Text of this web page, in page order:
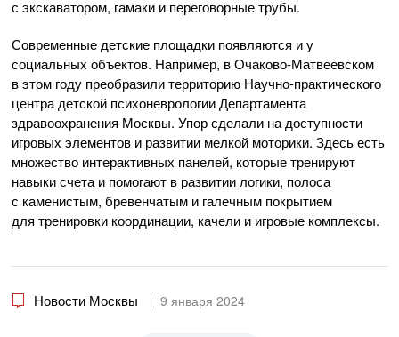
с экскаватором, гамаки и переговорные трубы.
Современные детские площадки появляются и у
социальных объектов. Например, в Очаково-Матвеевском
в этом году преобразили территорию Научно-практического
центра детской психоневрологии Департамента
здравоохранения Москвы. Упор сделали на доступности
игровых элементов и развитии мелкой моторики. Здесь есть
множество интерактивных панелей, которые тренируют
навыки счета и помогают в развитии логики, полоса
с каменистым, бревенчатым и галечным покрытием
для тренировки координации, качели и игровые комплексы.
Новости Москвы 9 января 2024